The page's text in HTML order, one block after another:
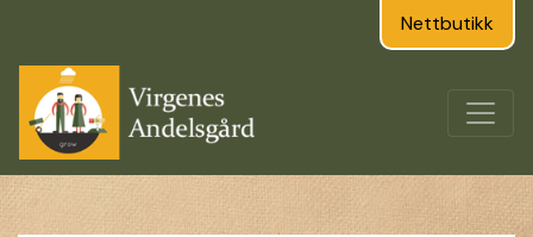
Nettbutikk